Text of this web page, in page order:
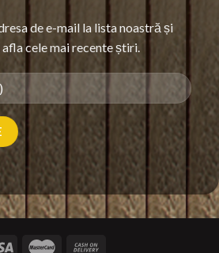
de e-mail la lista noastră și
cele mai recente știri.